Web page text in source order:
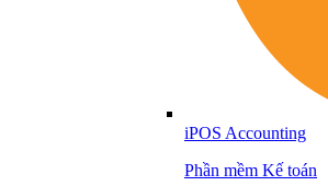
iPOS Accounting
Phần mềm Kế toán